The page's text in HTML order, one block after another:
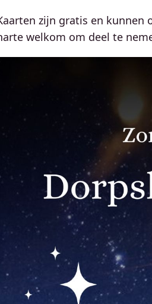
zijn gratis en kunnen
welkom om deel te